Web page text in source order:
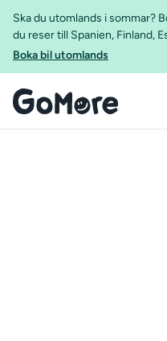
Ska du utomlands i sommar?
du reser till Spanien, Finland,
Boka bil utomlands